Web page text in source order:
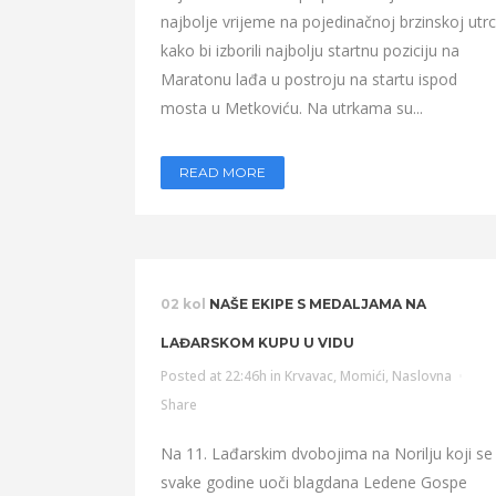
najbolje vrijeme na pojedinačnoj brzinskoj
kako bi izborili najbolju startnu poziciju na
Maratonu lađa u postroju na startu ispod
mosta u Metkoviću. Na utrkama su...
READ MORE
02 kol NAŠE EKIPE S MEDALJAMA NA
LAĐARSKOM KUPU U VIDU
Posted at 22:46h in Krvavac, Momići, Naslovna
Share
Na 11. Lađarskim dvobojima na Norilju koji se
svake godine uoči blagdana Ledene Gospe